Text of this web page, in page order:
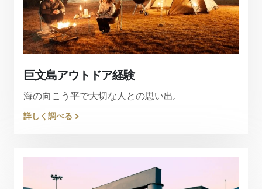
巨文島アウトドア経験
海の向こう平で大切な人との思い出。
詳しく調べる